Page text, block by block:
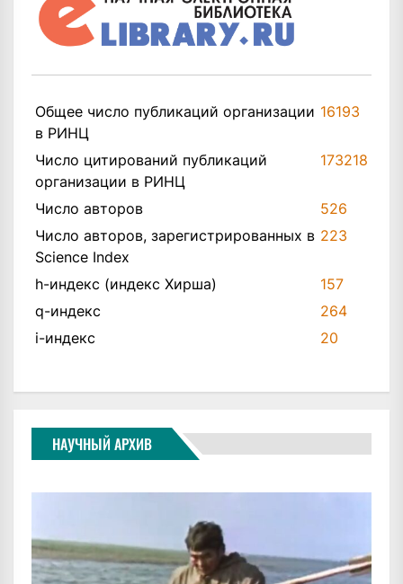
Общее число публикаций организации
в РИНЦ
16193
Число цитирований публикаций
организации в РИНЦ
173218
Число авторов
526
Число авторов, зарегистрированных в
Science Index
223
h-индекс (индекс Хирша)
157
q-индекс
264
i-индекс
20
НАУЧНЫЙ АРХИВ